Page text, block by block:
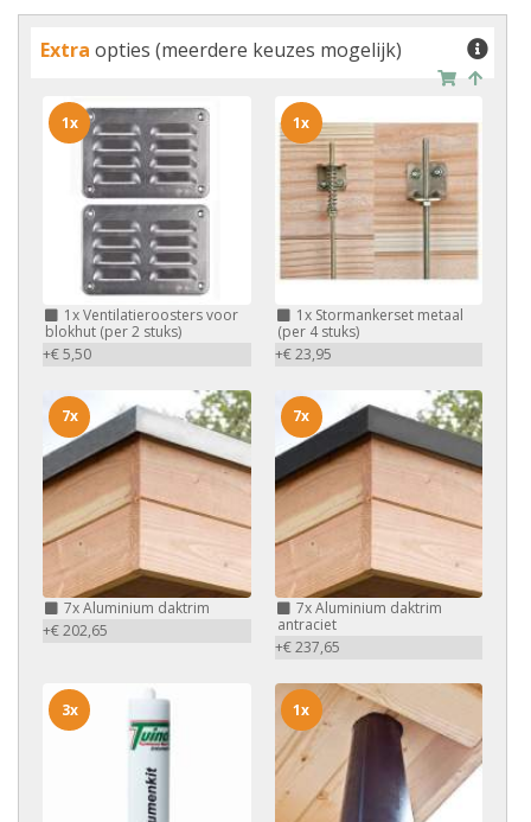
Extra opties (meerdere keuzes mogelijk)
1xVentilatieroosters voor
blokhut (per 2 stuks)
+€ 5,50
1x
1xStormankerset metaal
(per 4 stuks)
+€ 23,95
1x
7xAluminium daktrim
+€ 202,65
7x
7xAluminium daktrim
antraciet
+€ 237,65
7x
3x 1x